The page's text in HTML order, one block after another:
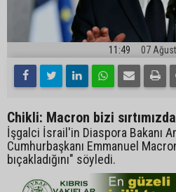
11:49 07
Chikli: Macron bizi
İşgalci İsrail'in Diaspora Bakanı
Cumhurbaşkanı Emmanuel
bıçakladığını" söyledi.